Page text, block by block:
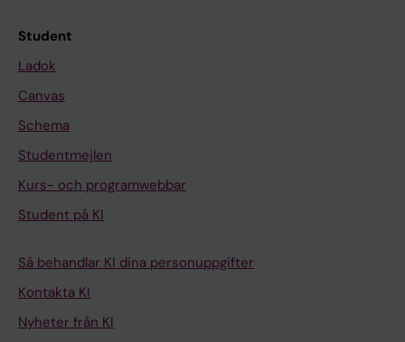
Student
Ladok
Canvas
Schema
Studentmejlen
Kurs- och programwebbar
Student på KI
Så behandlar KI dina personuppgifter
Kontakta KI
Nyheter från KI